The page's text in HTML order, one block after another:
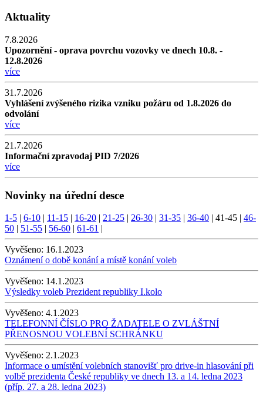
Aktuality
7.8.2026
Upozornění - oprava povrchu vozovky ve dnech 10.8. -
12.8.2026
více
31.7.2026
Vyhlášení zvýšeného rizika vzniku požáru od 1.8.2026 do
odvolání
více
21.7.2026
Informační zpravodaj PID 7/2026
více
Novinky na úřední desce
1-5 6-10 11-15 16-20 21-25 26-30 31-35 36-40 41-45
46-
50
51-55 56-60 61-61
Vyvěšeno: 16.1.2023
Oznámení o době konání a místě konání voleb
Vyvěšeno: 14.1.2023
Výsledky voleb Prezident republiky I.kolo
Vyvěšeno: 4.1.2023
TELEFONNÍ ČÍSLO PRO ŽADATELE O ZVLÁŠTNÍ
PŘENOSNOU VOLEBNÍ SCHRÁNKU
Vyvěšeno: 2.1.2023
Informace o umístění volebních stanovišť pro drive-in hlasování při
volbě prezidenta České republiky ve dnech 13. a 14. ledna 2023
(příp. 27. a 28. ledna 2023)